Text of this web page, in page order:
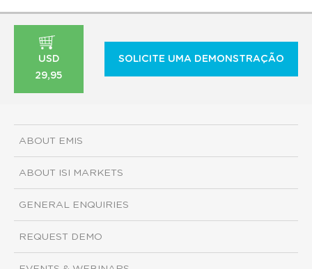
USD
29,95
SOLICITE UMA DEMONSTRAÇÃO
ABOUT EMIS
ABOUT ISI MARKETS
GENERAL ENQUIRIES
REQUEST DEMO